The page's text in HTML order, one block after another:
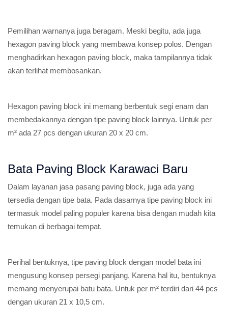
Pemilihan warnanya juga beragam. Meski begitu, ada juga
hexagon paving block yang membawa konsep polos. Dengan
menghadirkan hexagon paving block, maka tampilannya tidak
akan terlihat membosankan.
Hexagon paving block ini memang berbentuk segi enam dan
membedakannya dengan tipe paving block lainnya. Untuk per
m² ada 27 pcs dengan ukuran 20 x 20 cm.
Bata Paving Block Karawaci Baru
Dalam layanan jasa pasang paving block, juga ada yang
tersedia dengan tipe bata. Pada dasarnya tipe paving block ini
termasuk model paling populer karena bisa dengan mudah kita
temukan di berbagai tempat.
Perihal bentuknya, tipe paving block dengan model bata ini
mengusung konsep persegi panjang. Karena hal itu, bentuknya
memang menyerupai batu bata. Untuk per m² terdiri dari 44 pcs
dengan ukuran 21 x 10,5 cm.